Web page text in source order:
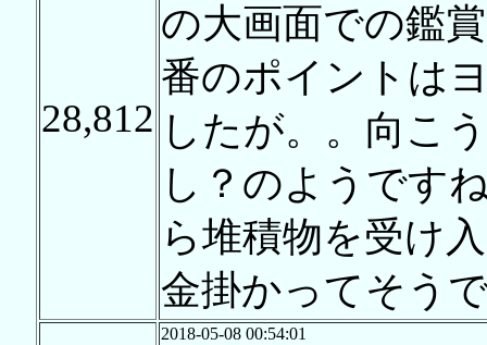
28,812
の大画面での鑑
番のポイントは
したが。。向こ
し？のようです
ら堆積物を受け
金掛かってそう
2018-05-08 00:54:01